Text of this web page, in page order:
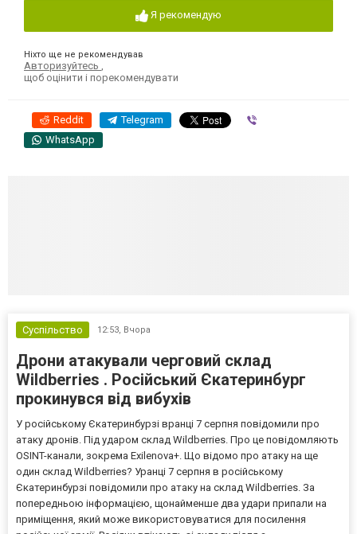
Я рекомендую
Ніхто ще не рекомендував
Авторизуйтесь ,
щоб оцінити і порекомендувати
Reddit Telegram
WhatsApp
Суспільство 12:53, Вчора
Дрони атакували черговий склад
Wildberries . Російський Єкатеринбург
прокинувся від вибухів
У російському Єкатеринбурзі вранці 7 серпня повідомили про
атаку дронів. Під ударом склад Wildberries. Про це повідомляють
OSINT-канали, зокрема Exilenova+. Що відомо про атаку на ще
один склад Wildberries? Уранці 7 серпня в російському
Єкатеринбурзі повідомили про атаку на склад Wildberries. За
попередньою інформацією, щонайменше два удари припали на
приміщення, який може використовуватися для посилення